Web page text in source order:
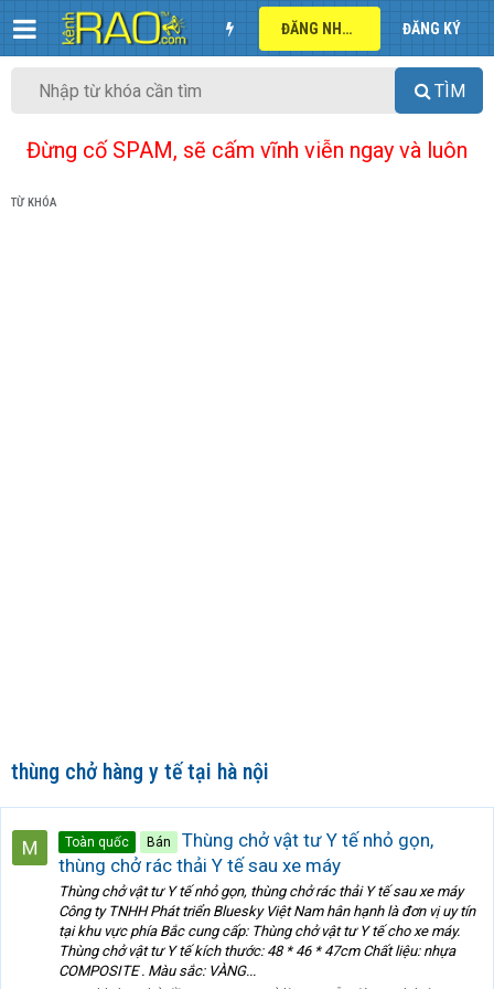
ĐĂNG NHẬP ĐĂNG KÝ
TÌM
Đừng cố SPAM, sẽ cấm vĩnh viễn ngay và luôn
TỪ KHÓA
thùng chở hàng y tế tại hà nội
Toàn quốc Bán
Thùng chở vật tư Y tế nhỏ gọn,
thùng chở rác thải Y tế sau xe máy
Thùng chở vật tư Y tế nhỏ gọn, thùng chở rác thải Y tế sau xe máy
Công ty TNHH Phát triển Bluesky Việt Nam hân hạnh là đơn vị uy tín
tại khu vực phía Bắc cung cấp: Thùng chở vật tư Y tế cho xe máy.
Thùng chở vật tư Y tế kích thước: 48 * 46 * 47cm Chất liệu: nhựa
COMPOSITE . Màu sắc: VÀNG...